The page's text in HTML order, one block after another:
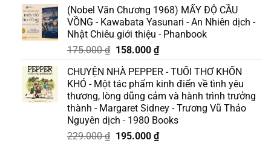
là:
129.000 ₫.
tại
là:
110.000 ₫.
(Nobel Văn Chương 1968) MẤY ĐỘ CẦU
VỒNG - Kawabata Yasunari - An Nhiên dịch -
Nhật Chiêu giới thiệu - Phanbook
175.000₫ Giá
là:
175.000 ₫.
158.000 ₫Giá
tại
là:
158.000 ₫.
CHUYỆN NHÀ PEPPER - TUỔI THƠ KHỐN
KHÓ - Một tác phẩm kinh điển về tình yêu
thương, lòng dũng cảm và hành trình trưởng
thành - Margaret Sidney - Trương Vũ Thảo
Nguyên dịch - 1980 Books
229.000₫ Giá
195.000 ₫Giá